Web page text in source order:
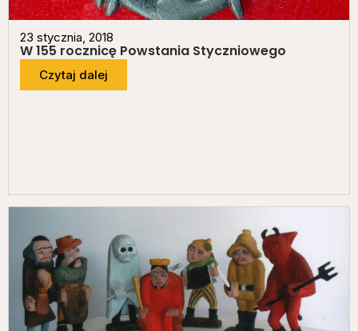
23 stycznia, 2018
W 155 rocznicę Powstania Styczniowego
Czytaj dalej